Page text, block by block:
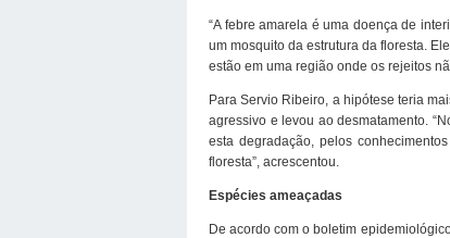
“A febre amarela é uma doença de
um mosquito da estrutura da floresta.
estão em uma região onde os rejeitos
Para Servio Ribeiro, a hipótese teria
agressivo e levou ao desmatamento.
esta degradação, pelos
floresta”, acrescentou.
Espécies ameaçadas
De acordo com o boletim